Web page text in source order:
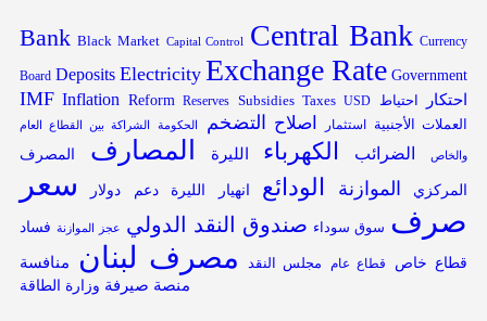
Bank Black Market Capital Control Central Bank Currency
Board Deposits Electricity Exchange Rate Government
IMF Inflation Reform Reserves Subsidies Taxes USD احتكار
احتياط
العملات الأجنبية
استثمار اصلاح التضخم الحكومة الشراكة بين القطاع العام
والخاص الضرائب الكهرباء الليرة المصارف المصرف
المركزي الموازنة الودائع انهيار الليرة دعم دولار
سعر
صرف سوق سوداء صندوق النقد الدولي عجز الموازنة فساد
قطاع خاص قطاع عام مجلس النقد مصرف لبنان
منافسة
منصة صيرفة وزارة الطاقة